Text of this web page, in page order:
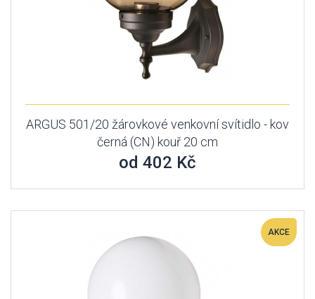
ARGUS 501/20 žárovkové venkovní svítidlo - kov
černá (CN) kouř 20 cm
od 402 Kč
AKCE